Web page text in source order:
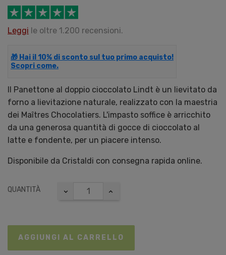
Leggi le oltre 1.200 recensioni.
🎁 Hai il 10% di sconto sul tuo primo acquisto!
Scopri come.
Il Panettone al doppio cioccolato Lindt è un lievitato da
forno a lievitazione naturale, realizzato con la maestria
dei Maîtres Chocolatiers. L'impasto soffice è arricchito
da una generosa quantità di gocce di cioccolato al
latte e fondente, per un piacere intenso.
Disponibile da Cristaldi con consegna rapida online.
QUANTITÀ
AGGIUNGI AL CARRELLO